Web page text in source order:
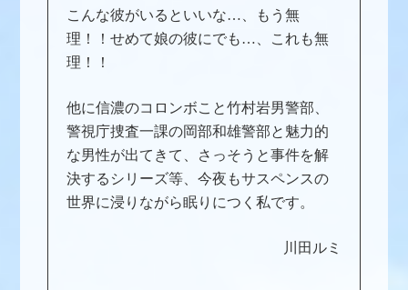
こんな彼がいるといいな…、もう無
理！！せめて娘の彼にでも…、これも無
理！！
他に信濃のコロンボこと竹村岩男警部、
警視庁捜査一課の岡部和雄警部と魅力的
な男性が出てきて、さっそうと事件を解
決するシリーズ等、今夜もサスペンスの
世界に浸りながら眠りにつく私です。
川田ルミ